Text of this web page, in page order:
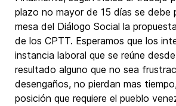
plazo no mayor de 15 días se debe
mesa del Diálogo Social la
de los CPTT. Esperamos que los
instancia laboral que se reúne
resultado alguno que no sea
desengaños, no pierdan mas
posición que requiere el pueblo